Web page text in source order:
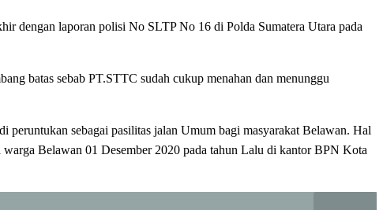
dengan laporan polisi No SLTP No 16 di Polda Sumatera Utara pada
batas sebab PT.STTC sudah cukup menahan dan menunggu
peruntukan sebagai pasilitas jalan Umum bagi masyarakat Belawan. Hal
Belawan 01 Desember 2020 pada tahun Lalu di kantor BPN Kota